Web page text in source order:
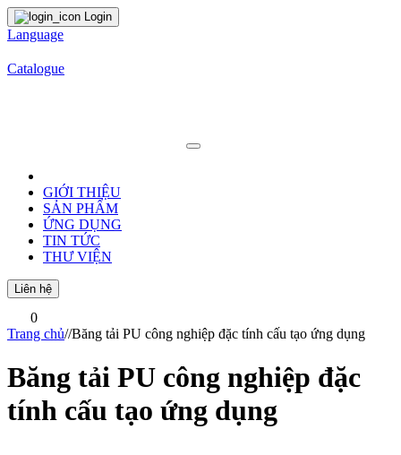
Login
Language
Catalogue
GIỚI THIỆU
SẢN PHẨM
ỨNG DỤNG
TIN TỨC
THƯ VIỆN
Liên hệ
0
Trang chủ//Băng tải PU công nghiệp đặc tính cấu tạo ứng dụng
Băng tải PU công nghiệp đặc
tính cấu tạo ứng dụng